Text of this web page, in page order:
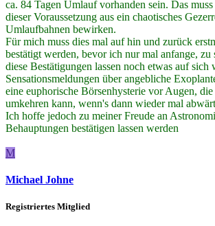
ca. 84 Tagen Umlauf vorhanden sein. Das
dieser Voraussetzung aus ein chaotisches
Umlaufbahnen bewirken.
Für mich muss dies mal auf hin und zurück
bestätigt werden, bevor ich nur mal anfange, zu
diese Bestätigungen lassen noch etwas auf sich
Sensationsmeldungen über angebliche
eine euphorische Börsenhysterie vor Augen, die
umkehren kann, wenn's dann wieder mal
Ich hoffe jedoch zu meiner Freude an
Behauptungen bestätigen lassen werden
M
Michael Johne
Registriertes Mitglied